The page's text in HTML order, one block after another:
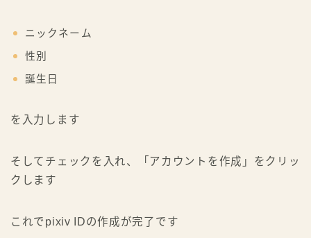
ニックネーム
性別
誕生日
を入力します
そしてチェックを入れ、「アカウントを作成」をクリッ
クします
これでpixiv IDの作成が完了です